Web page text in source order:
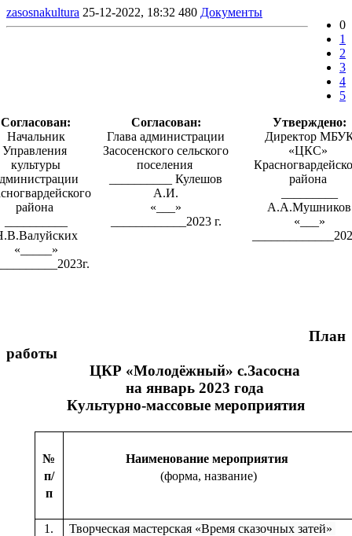
zasosnakultura 25-12-2022, 18:32 480 Документы
0
1
2
3
4
5
Согласован:
Начальник
Управления
культуры
района
«_____»
Согласован:
Глава администрации
Засосенского сельского
поселения
__________ Кулешов
А.И.
«___»
____________2023 г.
Утверждено:
Директор
«ЦКС»
района
А.А.Мушников
«___»
План
работы
ЦКР «Молодёжный» с.Засосна
на январь 2023 года
Культурно-массовые мероприятия
№
п/
п
Наименование мероприятия
(форма, название)
1. Творческая мастерская «Время сказочных затей»